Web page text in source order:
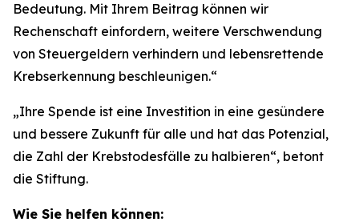
Bedeutung. Mit Ihrem Beitrag können wir
Rechenschaft einfordern, weitere Verschwendung
von Steuergeldern verhindern und lebensrettende
Krebserkennung beschleunigen.“
„Ihre Spende ist eine Investition in eine gesündere
und bessere Zukunft für alle und hat das Potenzial,
die Zahl der Krebstodesfälle zu halbieren“, betont
die Stiftung.
Wie Sie helfen können: